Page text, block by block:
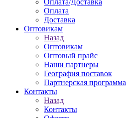
Оплата/Доставка
Оплата
Доставка
Оптовикам
Назад
Оптовикам
Оптовый прайс
Наши партнеры
География поставок
Партнерская программа
Контакты
Назад
Контакты